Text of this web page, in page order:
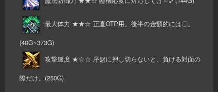
最大体力 ★★☆ 正直OTP用。後半の金額的には〇。
(40G~373G)
攻撃速度 ★☆☆ 序盤に押し切らないと、負ける対面の
際だけ。(250G)